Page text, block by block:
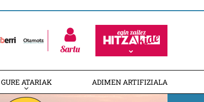
Sartu
GURE ATARIAK ADIMEN ARTIFIZIALA